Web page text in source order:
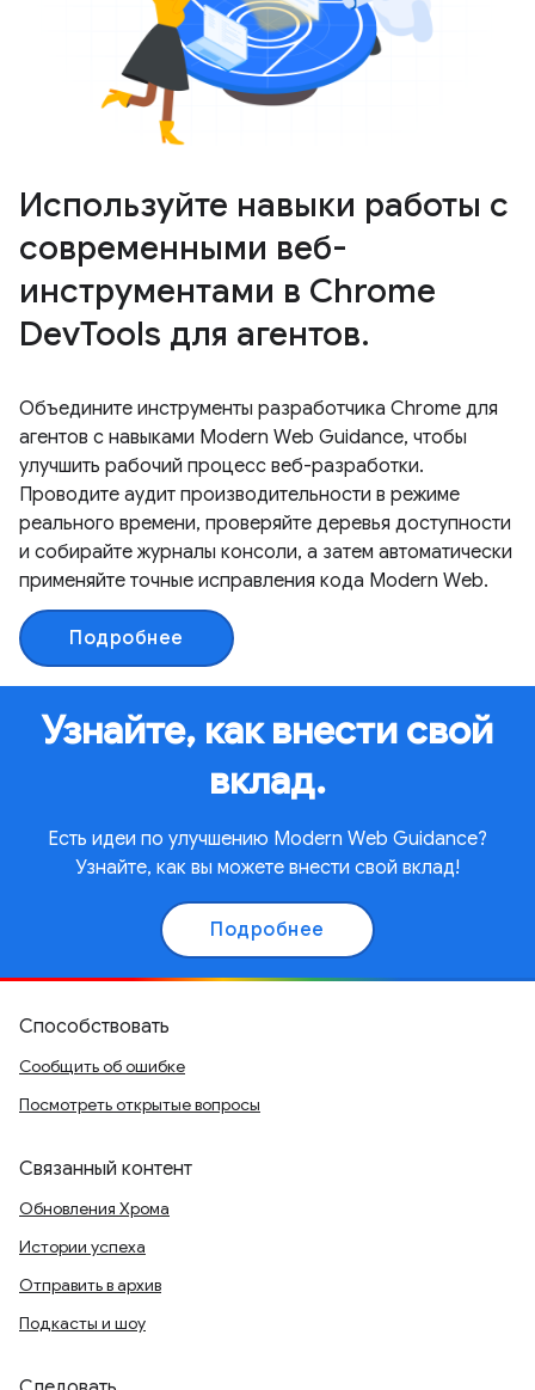
Используйте навыки работы с
современными веб-
инструментами в Chrome
DevTools для агентов.
Объедините инструменты разработчика Chrome для
агентов с навыками Modern Web Guidance, чтобы
улучшить рабочий процесс веб-разработки.
Проводите аудит производительности в режиме
реального времени, проверяйте деревья доступности
и собирайте журналы консоли, а затем автоматически
применяйте точные исправления кода Modern Web.
Подробнее
Узнайте, как внести свой
вклад.
Есть идеи по улучшению Modern Web Guidance?
Узнайте, как вы можете внести свой вклад!
Подробнее
Способствовать
Сообщить об ошибке
Посмотреть открытые вопросы
Связанный контент
Обновления Хрома
Истории успеха
Отправить в архив
Подкасты и шоу